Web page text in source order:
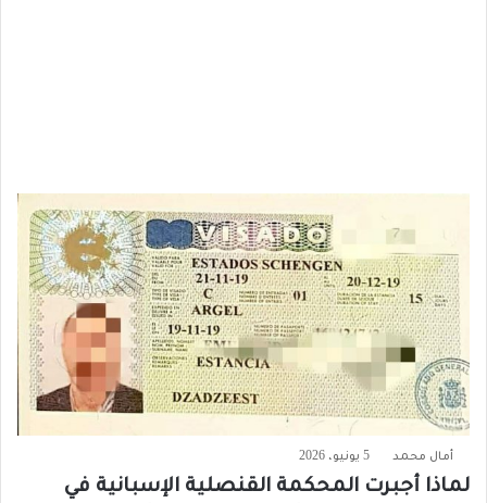
أمال محمد 5 يونيو، 2026
لماذا أجبرت المحكمة القنصلية الإسبانية في